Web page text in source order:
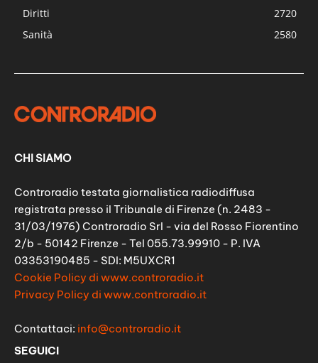
Diritti
2720
Sanità
2580
CHI SIAMO
Controradio testata giornalistica radiodiffusa
registrata presso il Tribunale di Firenze (n. 2483 -
31/03/1976) Controradio Srl - via del Rosso Fiorentino
2/b - 50142 Firenze - Tel 055.73.99910 - P. IVA
03353190485 - SDI: M5UXCR1
Cookie Policy di www.controradio.it
Privacy Policy di www.controradio.it
Contattaci: info@controradio.it
SEGUICI